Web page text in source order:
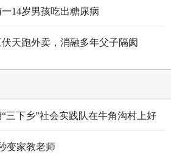
14岁男孩吃出糖尿病
天跑外卖，消融多年父子隔阂
三下乡”社会实践队在牛角沟村上好
变家教老师